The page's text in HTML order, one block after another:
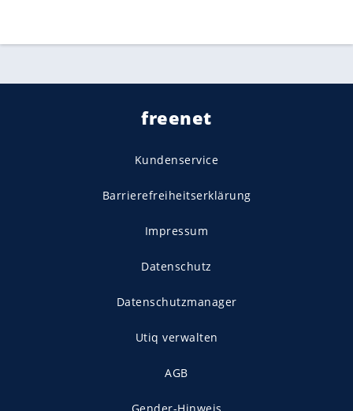
freenet
Kundenservice
Barrierefreiheitserklärung
Impressum
Datenschutz
Datenschutzmanager
Utiq verwalten
AGB